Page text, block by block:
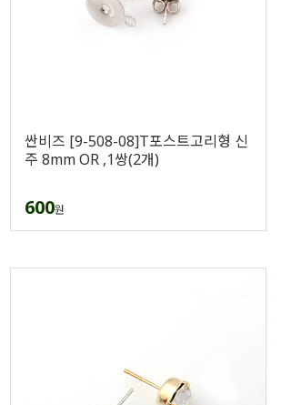
싼비즈 [9-508-08]T포스트고리형 신
주 8mm OR ,1쌍(2개)
600원